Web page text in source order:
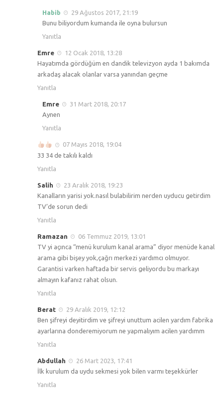
Habib
29 Ağustos 2017, 21:19
Bunu biliyordum kumanda ile oyna bulursun
Yanıtla
Emre
12 Ocak 2018, 13:28
Hayatımda gördüğüm en dandik televizyon ayda 1 bakımda
arkadaş alacak olanlar varsa yanından geçme
Yanıtla
Emre
31 Mart 2018, 20:17
Aynen
Yanıtla
07 Mayıs 2018, 19:04
33 34 de takılı kaldı
Yanıtla
Salih
23 Aralık 2018, 19:23
Kanalların yarisi yok.nasıl bulabilirim nerden uyducu getirdim
TV’de sorun dedi
Yanıtla
Ramazan
06 Temmuz 2019, 13:01
TV yi açınca “menü kurulum kanal arama” diyor menüde kanal
arama gibi bişey yok,çağrı merkezi yardımcı olmuyor.
Garantisi varken haftada bir servis geliyordu bu markayı
almayın kafanız rahat olsun.
Yanıtla
Berat
29 Aralık 2019, 12:12
Ben şifreyi deyitirdim ve şifreyi unuttum acilen yardım fabrika
ayarlarına donderemiyorum ne yapmalıyım acilen yardımm
Yanıtla
Abdullah
26 Mart 2023, 17:41
İlk kurulum da uydu sekmesi yok bilen varmı teşekkürler
Yanıtla